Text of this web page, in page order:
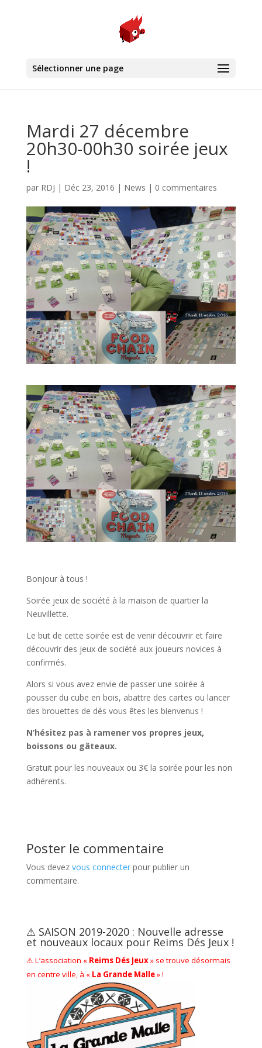
Sélectionner une page
Mardi 27 décembre
20h30-00h30 soirée jeux
!
par RDJ | Déc 23, 2016 | News | 0 commentaires
Bonjour à tous !
Soirée jeux de société à la maison de quartier la
Neuvillette.
Le but de cette soirée est de venir découvrir et faire
découvrir des jeux de société aux joueurs novices à
confirmés.
Alors si vous avez envie de passer une soirée à
pousser du cube en bois, abattre des cartes ou lancer
des brouettes de dés vous êtes les bienvenus !
N’hésitez pas à ramener vos propres jeux,
boissons ou gâteaux.
Gratuit pour les nouveaux ou 3€ la soirée pour les non
adhérents.
Poster le commentaire
Vous devez vous connecterpour publier un
commentaire.
⚠ SAISON 2019-2020 : Nouvelle adresse
et nouveaux locaux pour Reims Dés Jeux !
⚠ L’association « Reims Dés Jeux» se trouve désormais
en centre ville, à « La Grande Malle» !